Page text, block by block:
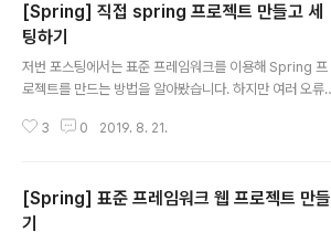
[Spring] 직접 spring 프로젝트 만들고 세
팅하기
저번 포스팅에서는 표준 프레임워크를 이용해 Spring 프
로젝트를 만드는 방법을 알아봤습니다. 하지만 여러 오류
인 직접 Spring을 생성하여 세팅하는 방법을 통해 프로젝
세요! 이번에는 Spring MVC Project를 생성해보겠습니
다. 다음 창이 뜬다면 Yes를 눌러주세요. 패키징 이름은 일
3 0 2019. 8. 21.
[Spring] 표준 프레임워크 웹 프로젝트 만들
기